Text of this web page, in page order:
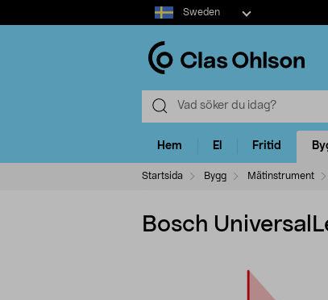
Select
market
Sweden
Hem El Fritid
Startsida Bygg Mätinstrument
Bosch